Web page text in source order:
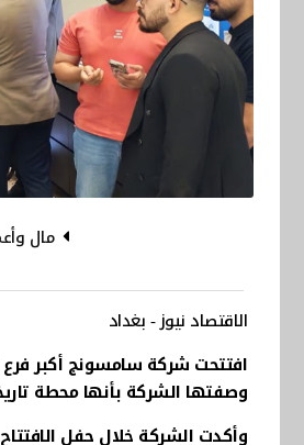
مال
الاقتصاد نيوز - بغداد
افتتحت شركة سامسونج أكبر
وصفتها الشركة بأنها محطة
وأكدت الشركة خلال حفل